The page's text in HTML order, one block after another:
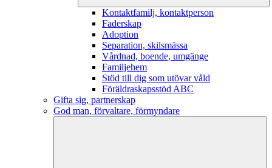
Kontaktfamilj, kontaktperson
Faderskap
Adoption
Separation, skilsmässa
Vårdnad, boende, umgänge
Familjehem
Stöd till dig som utövar våld
Föräldraskapsstöd ABC
Gifta sig, partnerskap
God man, förvaltare, förmyndare